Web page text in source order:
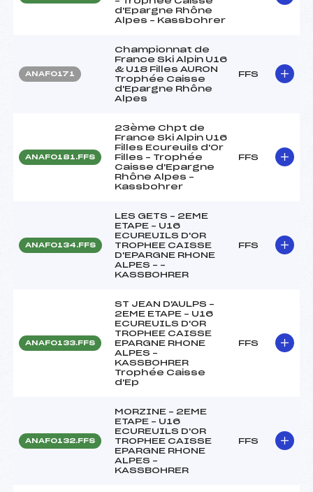
d'Epargne Rhône
Alpes – Kassbohrer
ANAF0171
Championnat de
France Ski Alpin U16
& U18 Filles AURON
Trophée Caisse
d'Epargne Rhône
Alpes
FFS
ANAF0181.FFS
23ème Chpt de
France Ski Alpin U16
Filles Ecureuils d'Or
Filles – Trophée
Caisse d'Epargne
Rhône Alpes –
Kassbohrer
FFS
ANAF0134.FFS
LES GETS – 2EME
ETAPE – U16
ECUREUILS D'OR
TROPHEE CAISSE
D'EPARGNE RHONE
ALPES – –
KASSBOHRER
FFS
ANAF0133.FFS
ST JEAN D'AULPS –
2EME ETAPE – U16
ECUREUILS D'OR
TROPHEE CAISSE
EPARGNE RHONE
ALPES –
KASSBOHRER
Trophée Caisse
d'Ep
FFS
ANAF0132.FFS
MORZINE – 2EME
ETAPE – U16
ECUREUILS D'OR
TROPHEE CAISSE
EPARGNE RHONE
ALPES –
KASSBOHRER
FFS